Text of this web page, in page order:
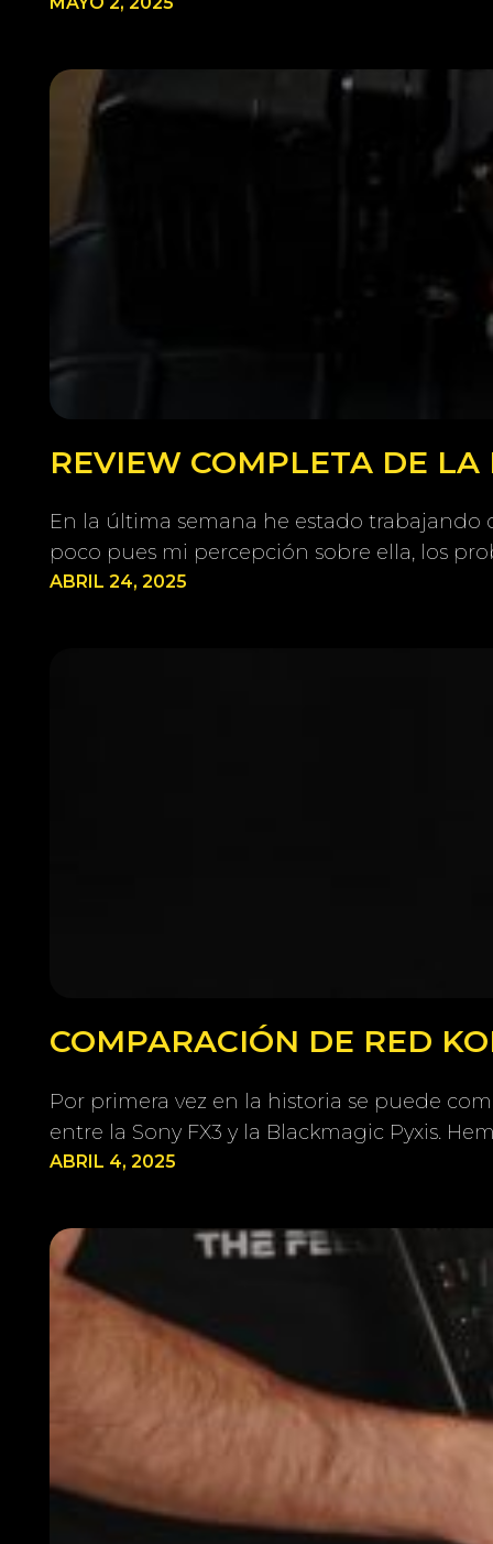
REVIEW COMPLETA DE LA
En la última semana he estado
poco pues mi percepción sobre ella, los
ABRIL 24, 2025
COMPARACIÓN DE RED
Por primera vez en la historia se puede
entre la Sony FX3 y la Blackmagic Pyxis.
ABRIL 4, 2025